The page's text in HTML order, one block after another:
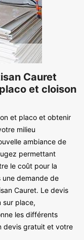
Cauret
et cloison
et placo et obtenir
milieu
ambiance de
permettant
le coût pour la
demande de
Cauret. Le devis
sur place,
les différents
devis gratuit et votre